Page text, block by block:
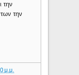
την
την
μ.μ.